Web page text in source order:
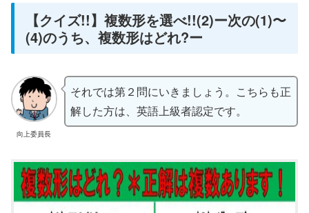
【クイズ!!】複数形を選べ!!(2)ー次の(1)〜
(4)のうち、複数形はどれ?ー
向上委員長
それでは第２問にいきましょう。こちらも正
解した方は、英語上級者認定です。